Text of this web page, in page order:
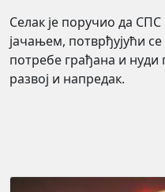
Селак је поручио да
јачањем, потврђујући се
потребе грађана и нуди
развој и напредак.